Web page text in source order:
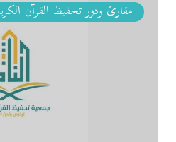
مقارئ ودور تحفيظ القرآن